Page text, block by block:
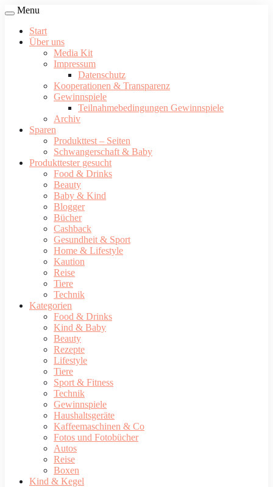
Menu
Start
Über uns
Media Kit
Impressum
Datenschutz
Kooperationen & Transparenz
Gewinnspiele
Teilnahmebedingungen Gewinnspiele
Archiv
Sparen
Produkttest – Seiten
Schwangerschaft & Baby
Produkttester gesucht
Food & Drinks
Beauty
Baby & Kind
Blogger
Bücher
Cashback
Gesundheit & Sport
Home & Lifestyle
Kaution
Reise
Tiere
Technik
Kategorien
Food & Drinks
Kind & Baby
Beauty
Rezepte
Lifestyle
Tiere
Sport & Fitness
Technik
Gewinnspiele
Haushaltsgeräte
Kaffeemaschinen & Co
Fotos und Fotobücher
Autos
Reise
Boxen
Kind & Kegel